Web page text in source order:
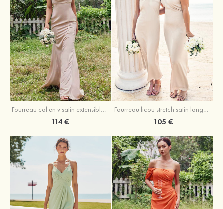
Fourreau col en v satin extensible ras du sol robe de demoiselle d'honneur
114 €
Fourreau licou stretch satin longueur cheville robe de demoiselle d'honneur
105 €